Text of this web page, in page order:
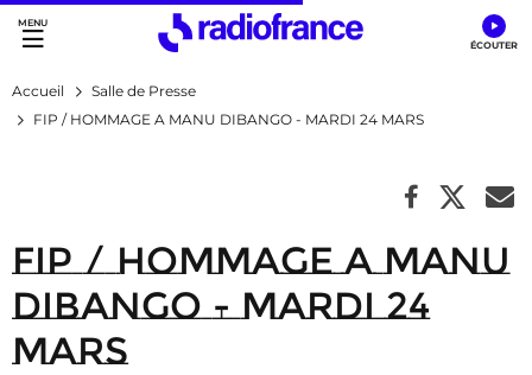
Accès direct :
Menu principal
Contenu
Accueil
Salle de Presse
FIP / HOMMAGE A MANU DIBANGO - MARDI 24 MARS
FIP / HOMMAGE A MANU
DIBANGO - MARDI 24
MARS